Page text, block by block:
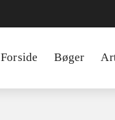
Forside Bøger